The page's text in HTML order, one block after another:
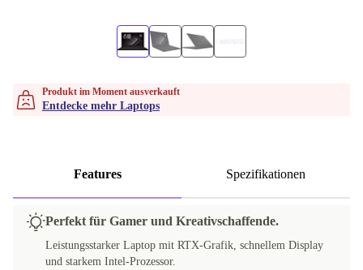
Produkt im Moment ausverkauft
Entdecke mehr Laptops
Features Spezifikationen
Perfekt für Gamer und Kreativschaffende.
Leistungsstarker Laptop mit RTX-Grafik, schnellem Display
und starkem Intel-Prozessor.